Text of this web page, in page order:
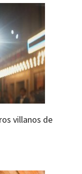
villanos de